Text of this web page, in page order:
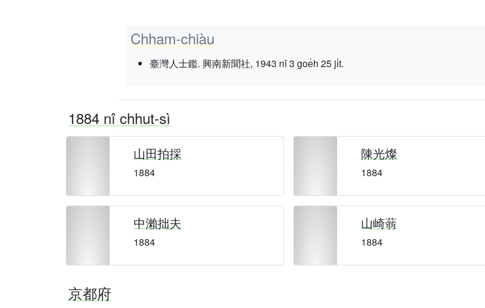
Chham-chiàu
臺灣人士鑑. 興南新聞社, 1943 nî 3 goe̍h 25 ji̍t.
1884 nî chhut-sì
山田拍採
1884
陳光燦
1884
中瀨拙夫
1884
山崎蓊
1884
京都府